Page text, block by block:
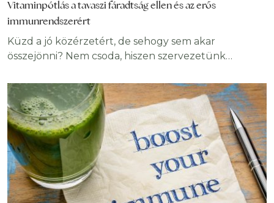
Vitaminpótlás a tavaszi fáradtság ellen és az erős
immunrendszerért
Küzd a jó közérzetért, de sehogy sem akar
összejönni? Nem csoda, hiszen szervezetünk
sem akar összejönni? Nem csoda, hiszen
szervezetünk tavasszal az utolsó tartalékait
hasznosítja. Emiatt lényeges a tavaszi vitaminpótlás,
amivel a tavaszi fáradtság is gyorsan
megszüntethető, vagy akár elkerülhető, sőt, elejét
vehetjük a szezonális betegségeknek. Nincs gond,